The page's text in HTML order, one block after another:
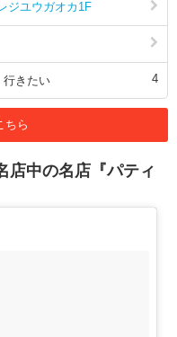
ジユウガオカ1F
行きたい 4
ちら
店中の名店『パティ